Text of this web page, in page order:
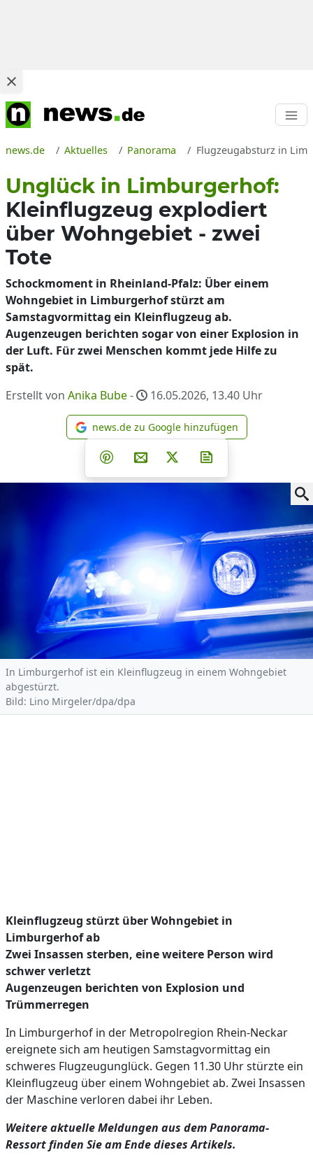
news.de Aktuelles Panorama Flugzeugabsturz in
Unglück in Limburgerhof:
Kleinflugzeug explodiert
über Wohngebiet - zwei
Tote
Schockmoment in Rheinland-Pfalz: Über einem
Wohngebiet in Limburgerhof stürzt am
Samstagvormittag ein Kleinflugzeug ab.
Augenzeugen berichten sogar von einer Explosion in
der Luft. Für zwei Menschen kommt jede Hilfe zu
spät.
Erstellt von Anika Bube- 16.05.2026, 13.40 Uhr
news.de zu Google
news.de zu Google hinzufügen
Teilen auf Facebook
Teilen auf Whatsapp
Teilen auf Telegram
Teilen auf Pinterest
Per E-Mail teilen
Post auf X
In Limburgerhof ist ein Kleinflugzeug in einem Wohngebiet
abgestürzt.
Bild: Lino Mirgeler/dpa/dpa
Kleinflugzeug stürzt über Wohngebiet in
Limburgerhof ab
Zwei Insassen sterben, eine weitere Person wird
schwer verletzt
Augenzeugen berichten von Explosion und
Trümmerregen
In Limburgerhof in der Metropolregion Rhein-Neckar
ereignete sich am heutigen Samstagvormittag ein
schweres Flugzeugunglück. Gegen 11.30 Uhr stürzte ein
Kleinflugzeug über einem Wohngebiet ab. Zwei Insassen
der Maschine verloren dabei ihr Leben.
Weitere aktuelle Meldungen aus dem Panorama-
Ressort finden Sie am Ende dieses Artikels.